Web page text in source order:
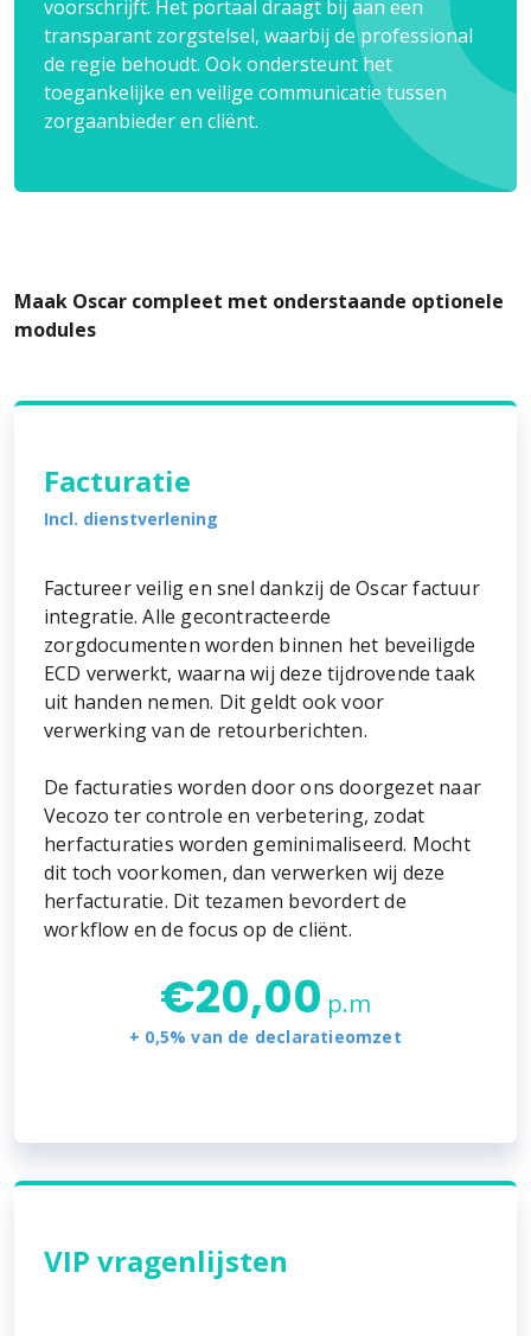
voorschrijft. Het portaal draagt bij aan een
transparant zorgstelsel, waarbij de professional
de regie behoudt. Ook ondersteunt het
toegankelijke en veilige communicatie tussen
zorgaanbieder en cliënt.
Maak Oscar compleet met onderstaande optionele
modules
Facturatie
Incl. dienstverlening
Factureer veilig en snel dankzij de Oscar factuur
integratie. Alle gecontracteerde
zorgdocumenten worden binnen het beveiligde
ECD verwerkt, waarna wij deze tijdrovende taak
uit handen nemen. Dit geldt ook voor
verwerking van de retourberichten.
De facturaties worden door ons doorgezet naar
Vecozo ter controle en verbetering, zodat
herfacturaties worden geminimaliseerd. Mocht
dit toch voorkomen, dan verwerken wij deze
herfacturatie. Dit tezamen bevordert de
workflow en de focus op de cliënt.
€20,00 p.m
+ 0,5% van de declaratieomzet
VIP vragenlijsten